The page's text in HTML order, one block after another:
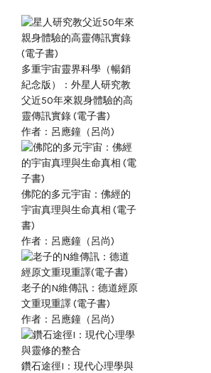
13
JUN
多重宇宙靈界科學（暢銷
紀念版）：外星人研究教
父近50年來親身體驗的高
靈傳訊實錄 (電子書)
作者：呂應鐘（呂尚)
佛陀的多元宇宙：佛經的
宇宙真理與生命真相 (電子
書)
作者：呂應鐘（呂尚)
老子的N維傳訊：德道經原
文重現重譯 (電子書)
作者：呂應鐘（呂尚)
鑽石途徑I：現代心理學與